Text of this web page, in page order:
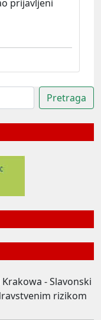
prijavljeni
- Slavonski
rizikom